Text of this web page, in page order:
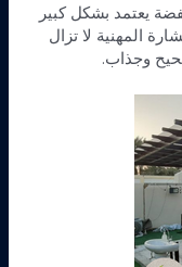
يعتمد بشكل كبير
المهنية لا تزال
وجذاب.